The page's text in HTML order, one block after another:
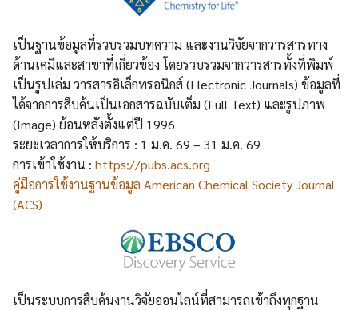
เป็นฐานข้อมูลที่รวบรวมบทความ และงานวิจัยจากวารสารทาง
ด้านเคมีและสาขาที่เกี่ยวข้อง โดยรวบรวมจากวารสารทั้งที่พิมพ์
เป็นรูปเล่ม วารสารอิเล็กทรอนิกส์ (Electronic Journals) ข้อมูลที่
ได้จากการสืบค้นเป็นเอกสารฉบับเต็ม (Full Text) และรูปภาพ
(Image) ย้อนหลังตั้งแต่ปี 1996
ระยะเวลาการให้บริการ : 1 ม.ค. 69 – 31 ม.ค. 69
การเข้าใช้งาน : https://pubs.acs.org
คู่มือการใช้งานฐานข้อมูล American Chemical Society Journal
(ACS)
เป็นระบบการสืบค้นงานวิจัยออนไลน์ที่สามารถเข้าถึงทุกฐาน